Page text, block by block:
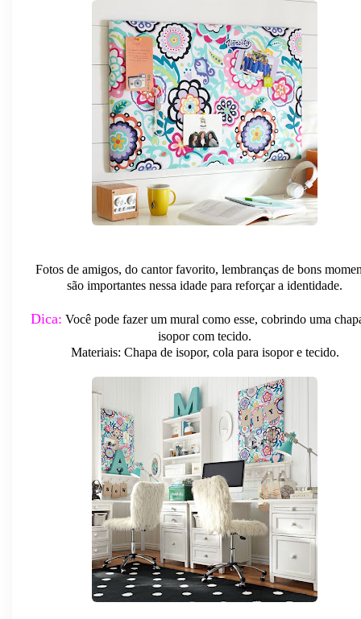
Fotos de amigos, do cantor favorito, lembranças de bons
são importantes nessa idade para reforçar a identidade.
Dica: Você pode fazer um mural como esse, cobrindo uma
isopor com tecido.
Materiais: Chapa de isopor, cola para isopor e tecido.